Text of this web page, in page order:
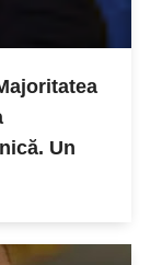
Un